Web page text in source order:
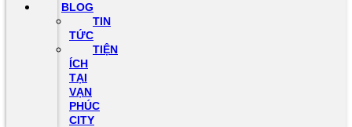
BLOG
TIN
TỨC
TIỆN
ÍCH
TẠI
VẠN
PHÚC
CITY